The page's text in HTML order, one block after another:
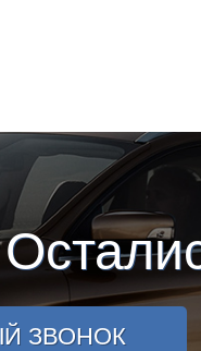
ЗВОНОК